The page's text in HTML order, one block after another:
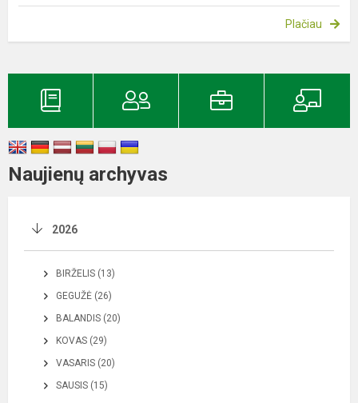
Plačiau
Naujienų archyvas
2026
BIRŽELIS (13)
GEGUŽĖ (26)
BALANDIS (20)
KOVAS (29)
VASARIS (20)
SAUSIS (15)